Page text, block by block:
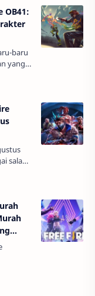
OB41:
baru
yang
ini,
salah
Mi…